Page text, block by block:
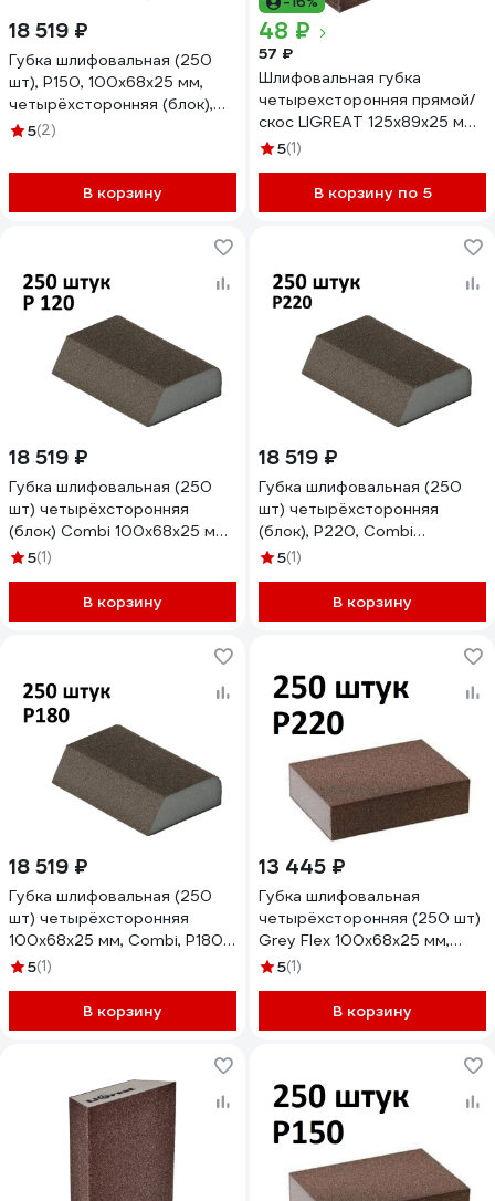
18 519 ₽
Губка шлифовальная (250
шт), Р150, 100x68x25 мм,
четырёхсторонняя (блок),
Сombi AbraTechnic
5(2)
В корзину
48 ₽
57 ₽
Шлифовальная губка
четырехсторонняя прямой/
скос LIGREAT 125х89х25 мм,
Р180 TL12314
5(1)
В корзину по 5
18 519 ₽
Губка шлифовальная (250
шт) четырёхсторонняя
(блок) Сombi 100x68x25 мм,
P120 AbraTechnic
5(1)
В корзину
18 519 ₽
Губка шлифовальная (250
шт) четырёхсторонняя
(блок), Р220, Сombi
100x68x25 мм AbraTechnic
5(1)
В корзину
18 519 ₽
Губка шлифовальная (250
шт) четырёхсторонняя
100x68x25 мм, Сombi, P180,
AbraTechnic ABR.K.180/250
5(1)
В корзину
13 445 ₽
Губка шлифовальная
четырёхсторонняя (250 шт)
Grey Flex 100x68x25 мм,
P220, AbraTechnic
5(1)
В корзину